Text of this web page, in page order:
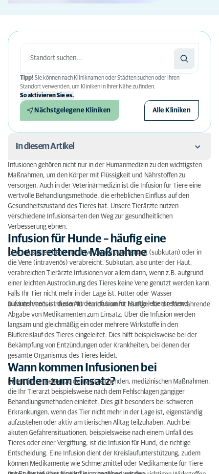
Tipp! Sie können nach Kliniknamen oder Städten suchen oder Ihren
Standort verwenden, um Kliniken in Ihrer Nähe zu finden.
So aktivieren Sie es.
Nächstgelegene Kliniken Alle Kliniken
In diesem Artikel
Infusion für Hunde – häufig eine lebensrettende
Maßnahme
Wann kommen Infusionen bei Hunden zum Einsatz?
Infusionen gehören nicht nur in der Humanmedizin zu den wichtigsten
Maßnahmen, um den Körper mit Flüssigkeit und Nährstoffen zu
versorgen. Auch in der Veterinärmedizin ist die Infusion für Tiere eine
wertvolle Behandlungsmethode, die erheblichen Einfluss auf den
Gesundheitszustand des Tieres hat. Unsere Tierärzte nutzen
verschiedene Infusionsarten den Weg zur gesundheitlichen
Verbesserung ebnen.
Infusion für Hunde – häufig eine
lebensrettende Maßnahme
Eine Infusionen beim Hund werden unter die Haut (subkutan) oder in
die Vene (intravenös) verabreicht. Subkutan, also unter der Haut,
verabreichen Tierärzte Infusionen vor allem dann, wenn z.B. aufgrund
einer leichten Austrocknung des Tieres keine Vene genutzt werden kann.
Falls Ihr Tier nicht mehr in der Lage ist, Futter oder Wasser
aufzunehmen, ist diese Art der Infusion für Hunde lebensrettend.
Die intravenöse Infusion für Hunde kommt häufiger für die fortwährende
Abgabe von Medikamenten zum Einsatz. Über die Infusion werden
langsam und gleichmäßig ein oder mehrere Wirkstoffe in den
Blutkreislauf des Tieres eingeleitet. Dies hilft beispielsweise bei der
Bekämpfung von Entzündungen oder Krankheiten, bei denen der
gesamte Organismus des Tieres leidet.
Wann kommen Infusionen bei
Hunden zum Einsatz?
Eine Infusion gehört zu den weitreichenden, medizinischen Maßnahmen,
die Ihr Tierarzt beispielsweise nach dem Fehlschlagen gängiger
Behandlungsmethoden einleitet. Dies gilt besonders bei schweren
Erkrankungen, wenn das Tier nicht mehr in der Lage ist, eigenständig
aufzustehen oder aktiv am tierischen Alltag teilzuhaben. Auch bei
akuten Gefahrensituationen, beispielsweise nach einem Unfall des
Tieres oder einer Vergiftung, ist die Infusion für Hund, die richtige
Entscheidung. Eine Infusion dient der Kreislaufunterstützung, zudem
können Medikamente wie Schmerzmittel oder Medikamente für Tiere